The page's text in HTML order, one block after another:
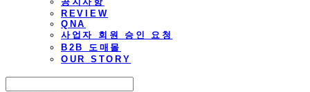
REVIEW
QNA
사업자 회원 승인 요청
B2B 도매몰
OUR STORY